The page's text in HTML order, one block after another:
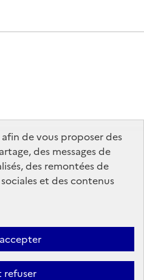
de vous proposer des
des messages de
des remontées de
et des contenus
refuser
conforme
Mentions légales
de connexion (cookies)